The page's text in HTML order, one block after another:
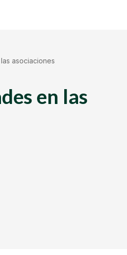
asociaciones
en las